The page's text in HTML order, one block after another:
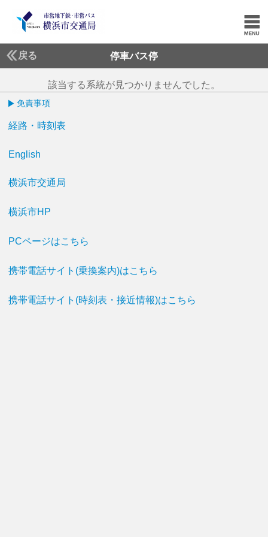
戻る 停車バス停
該当する系統が見つかりませんでした。
免責事項
経路・時刻表
English
横浜市交通局
横浜市HP
PCページはこちら
携帯電話サイト(乗換案内)はこちら
携帯電話サイト(時刻表・接近情報)はこちら